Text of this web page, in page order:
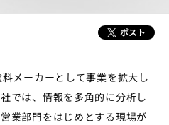
メーカーとして事業を拡大し
では、情報を多角的に分析し
業部門をはじめとする現場が